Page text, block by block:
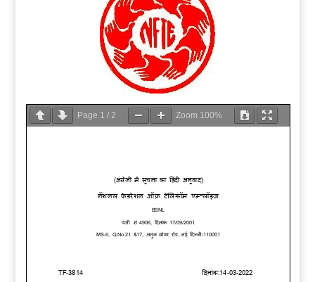
Page 1 / 2 Zoom 100%